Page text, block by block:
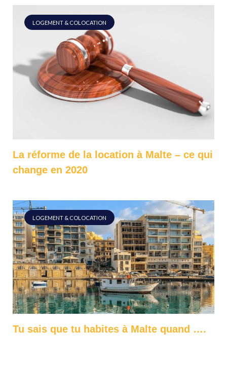
LOGEMENT & COLOCATION
La réforme de la location à Malte – ce qui
change en 2020
LOGEMENT & COLOCATION
Tu sais que tu habites à Malte quand ….